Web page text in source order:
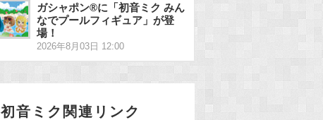
ガシャポン®に「初音ミク みん
なでプールフィギュア」が登
場！
2026年8月03日 12:00
初音ミク関連リンク